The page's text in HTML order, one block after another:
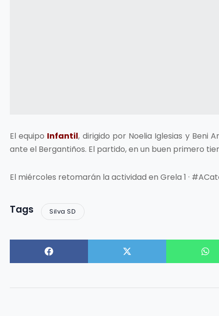
El equipo Infantil, dirigido por Noelia Iglesias y Beni
ante el Bergantiños. El partido, en un buen primero
El miércoles retomarán la actividad en Grela 1 ·
Tags Silva SD